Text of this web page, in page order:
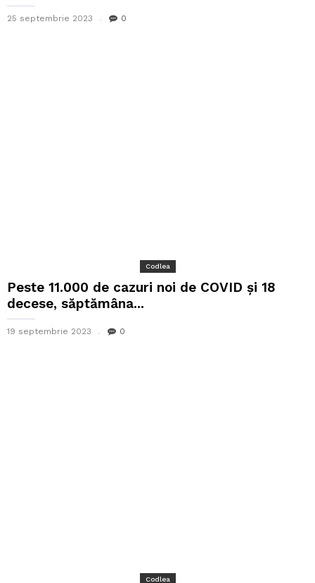
25 septembrie 2023 0
Codlea
Peste 11.000 de cazuri noi de COVID și 18
decese, săptămâna...
19 septembrie 2023 0
Codlea